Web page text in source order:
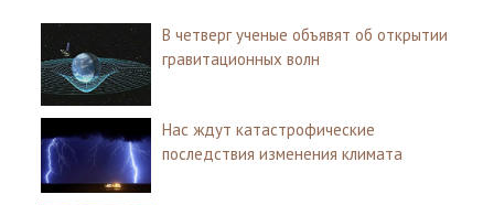
В четверг ученые объявят об открытии
гравитационных волн
Нас ждут катастрофические
последствия изменения климата